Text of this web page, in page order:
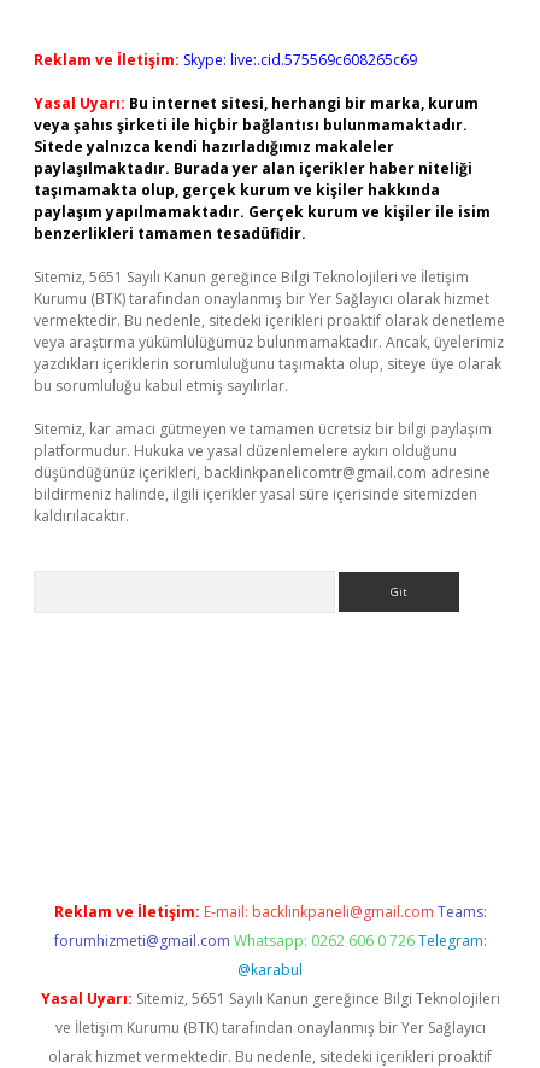
Reklam ve İletişim: Skype: live:.cid.575569c608265c69
Yasal Uyarı: Bu internet sitesi, herhangi bir marka, kurum
veya şahıs şirketi ile hiçbir bağlantısı bulunmamaktadır.
Sitede yalnızca kendi hazırladığımız makaleler
paylaşılmaktadır. Burada yer alan içerikler haber niteliği
taşımamakta olup, gerçek kurum ve kişiler hakkında
paylaşım yapılmamaktadır. Gerçek kurum ve kişiler ile isim
benzerlikleri tamamen tesadüfidir.
Sitemiz, 5651 Sayılı Kanun gereğince Bilgi Teknolojileri ve İletişim
Kurumu (BTK) tarafından onaylanmış bir Yer Sağlayıcı olarak hizmet
vermektedir. Bu nedenle, sitedeki içerikleri proaktif olarak denetleme
veya araştırma yükümlülüğümüz bulunmamaktadır. Ancak, üyelerimiz
yazdıkları içeriklerin sorumluluğunu taşımakta olup, siteye üye olarak
bu sorumluluğu kabul etmiş sayılırlar.
Sitemiz, kar amacı gütmeyen ve tamamen ücretsiz bir bilgi paylaşım
platformudur. Hukuka ve yasal düzenlemelere aykırı olduğunu
düşündüğünüz içerikleri, backlinkpanelicomtr@gmail.com adresine
bildirmeniz halinde, ilgili içerikler yasal süre içerisinde sitemizden
kaldırılacaktır.
Reklam ve İletişim: E-mail: backlinkpaneli@gmail.com Teams:
forumhizmeti@gmail.com Whatsapp: 0262 606 0 726 Telegram:
@karabul
Yasal Uyarı: Sitemiz, 5651 Sayılı Kanun gereğince Bilgi Teknolojileri
ve İletişim Kurumu (BTK) tarafından onaylanmış bir Yer Sağlayıcı
olarak hizmet vermektedir. Bu nedenle, sitedeki içerikleri proaktif